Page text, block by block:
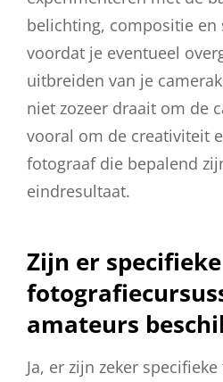
belichting, compositie en
voordat je eventueel
uitbreiden van je
niet zozeer draait om de
vooral om de creativiteit
fotograaf die bepalend
eindresultaat.
Zijn er specifieke
amateurs
Ja, er zijn zeker